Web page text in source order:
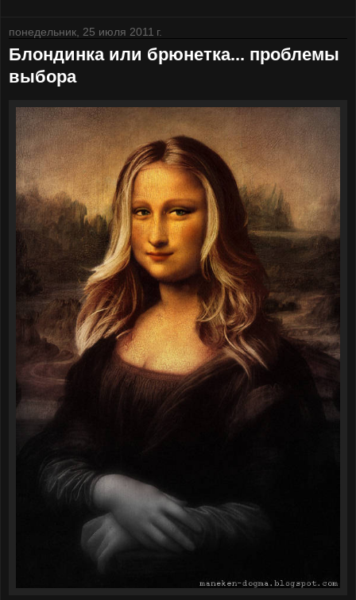
понедельник, 25 июля 2011 г.
Блондинка или брюнетка... проблемы
выбора